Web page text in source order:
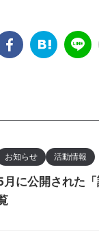
お知らせ 活動情報
月に公開された